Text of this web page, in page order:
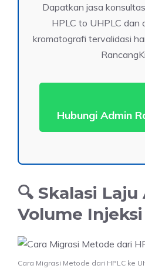
Dapatkan jasa
HPLC to UHPLC dan
kromatografi tervalidasi
Hubungi Admin
🔍 Skalasi
Volume Injeksi
Cara Migrasi Metode dari HPLC ke